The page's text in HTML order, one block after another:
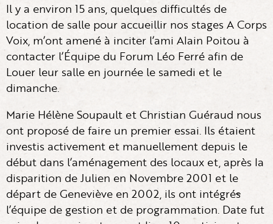
Il y a environ 15 ans, quelques difficultés de
location de salle pour accueillir nos stages A Corps
Voix, m’ont amené à inciter l’ami Alain Poitou à
contacter l’Équipe du Forum Léo Ferré afin de
Louer leur salle en journée le samedi et le
dimanche.
Marie Hélène Soupault et Christian Guéraud nous
ont proposé de faire un premier essai. Ils étaient
investis activement et manuellement depuis le
début dans l’aménagement des locaux et, après la
disparition de Julien en Novembre 2001 et le
départ de Geneviève en 2002, ils ont intégrés
l’équipe de gestion et de programmation. Date fut